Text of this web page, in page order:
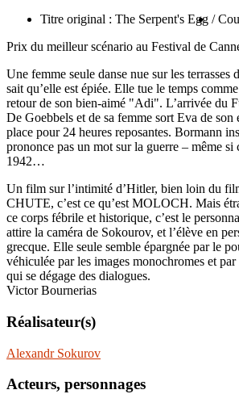
Titre original : The Serpent's Egg /
Prix du meilleur scénario au Festival de
Une femme seule danse nue sur les terrasses
sait qu’elle est épiée. Elle tue le temps
retour de son bien-aimé "Adi". L’arrivée du
De Goebbels et de sa femme sort Eva de son
place pour 24 heures reposantes. Bormann
prononce pas un mot sur la guerre – même si
1942…
Un film sur l’intimité d’Hitler, bien loin du
CHUTE, c’est ce qu’est MOLOCH. Mais
ce corps fébrile et historique, c’est le
attire la caméra de Sokourov, et l’élève en
grecque. Elle seule semble épargnée par le
véhiculée par les images monochromes et
qui se dégage des dialogues.
Victor Bournerias
Réalisateur(s)
Alexandr Sokurov
Acteurs, personnages